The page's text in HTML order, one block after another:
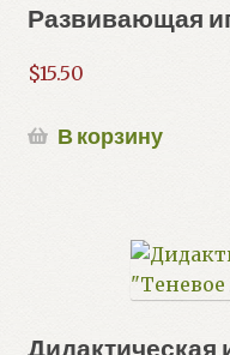
Развивающая
$15.50
В корзину
Дидактическая